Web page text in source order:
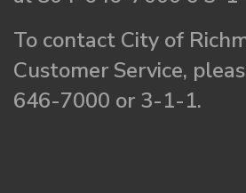
To contact City of
Customer Service,
646-7000 or 3-1-1.